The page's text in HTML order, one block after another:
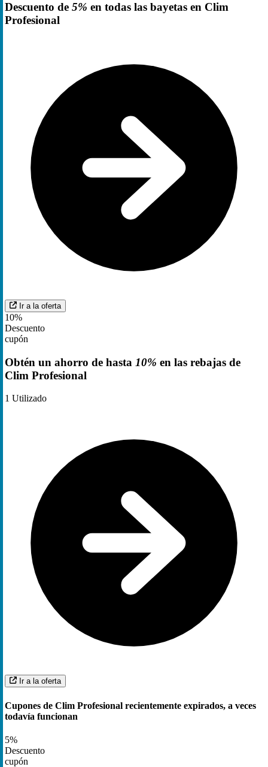
Descuento de 5% en todas las bayetas en Clim
Profesional
Ir a la oferta
10%
Descuento
cupón
Obtén un ahorro de hasta 10% en las rebajas de
Clim Profesional
1 Utilizado
Ir a la oferta
Cupones de Clim Profesional recientemente expirados, a veces
todavía funcionan
5%
Descuento
cupón